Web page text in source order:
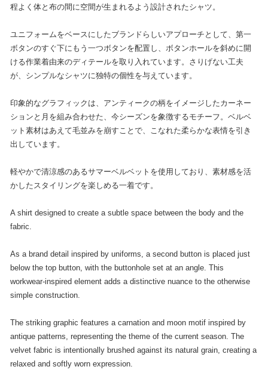
程よく体と布の間に空間が生まれるよう設計されたシャツ。
ユニフォームをベースにしたブランドらしいアプローチとして、第一
ボタンのすぐ下にもう一つボタンを配置し、ボタンホールを斜めに開
ける作業着由来のディテールを取り入れています。さりげない工夫
が、シンプルなシャツに独特の個性を与えています。
印象的なグラフィックは、アンティークの柄をイメージしたカーネー
ションと月を組み合わせた、今シーズンを象徴するモチーフ。ベルベ
ット素材はあえて毛並みを崩すことで、こなれた柔らかな表情を引き
出しています。
軽やかで清涼感のあるサマーベルベットを使用しており、素材感を活
かしたスタイリングを楽しめる一着です。
A shirt designed to create a subtle space between the body and the
fabric.
As a brand detail inspired by uniforms, a second button is placed just
below the top button, with the buttonhole set at an angle. This
workwear-inspired element adds a distinctive nuance to the otherwise
simple construction.
The striking graphic features a carnation and moon motif inspired by
antique patterns, representing the theme of the current season. The
velvet fabric is intentionally brushed against its natural grain, creating a
relaxed and softly worn expression.